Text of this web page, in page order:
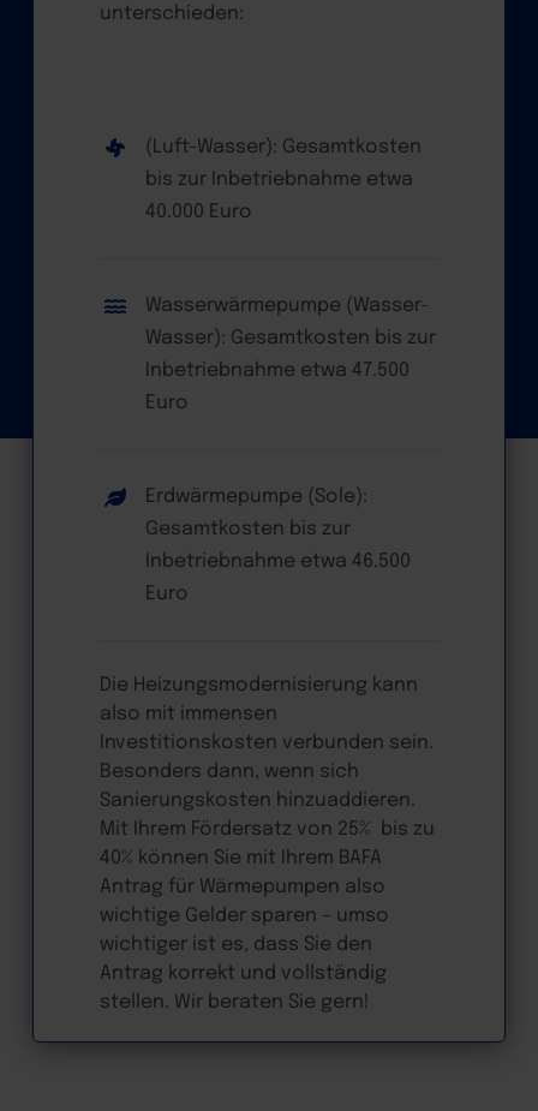
unterschieden:
(Luft-Wasser): Gesamtkosten
bis zur Inbetriebnahme etwa
40.000 Euro
Wasserwärmepumpe (Wasser-
Wasser): Gesamtkosten bis zur
Inbetriebnahme etwa 47.500
Euro
Erdwärmepumpe (Sole):
Gesamtkosten bis zur
Inbetriebnahme etwa 46.500
Euro
Die Heizungsmodernisierung kann
also mit immensen
Investitionskosten verbunden sein.
Besonders dann, wenn sich
Sanierungskosten hinzuaddieren.
Mit Ihrem Fördersatz von 25% bis zu
40% können Sie mit Ihrem BAFA
Antrag für Wärmepumpen also
wichtige Gelder sparen – umso
wichtiger ist es, dass Sie den
Antrag korrekt und vollständig
stellen. Wir beraten Sie gern!